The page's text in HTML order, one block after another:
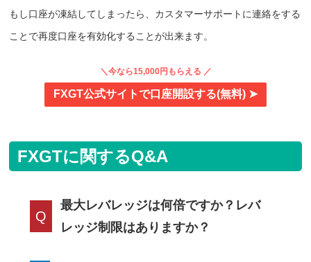
もし口座が凍結してしまったら、カスタマーサポートに連絡をする
ことで再度口座を有効化することが出来ます。
＼今なら15,000円もらえる ／
FXGT公式サイトで口座開設する(無料) ➤
FXGTに関するQ&A
Q
最大レバレッジは何倍ですか？レバ
レッジ制限はありますか？